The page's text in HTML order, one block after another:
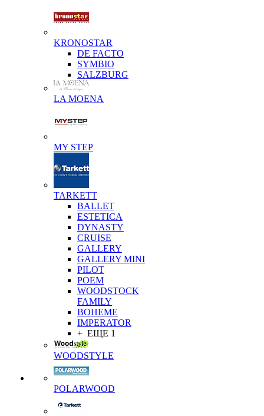
KRONOSTAR
DE FACTO
SYMBIO
SALZBURG
LA MOENA
MY STEP
TARKETT
BALLET
ESTETICA
DYNASTY
CRUISE
GALLERY
GALLERY MINI
PILOT
POEM
WOODSTOCK
FAMILY
BOHEME
IMPERATOR
+ ЕЩЕ 1
WOODSTYLE
POLARWOOD